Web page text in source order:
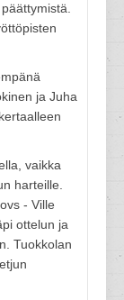
ja Juha
vaikka
harteille.
- Ville
ottelun ja
Tuokkolan